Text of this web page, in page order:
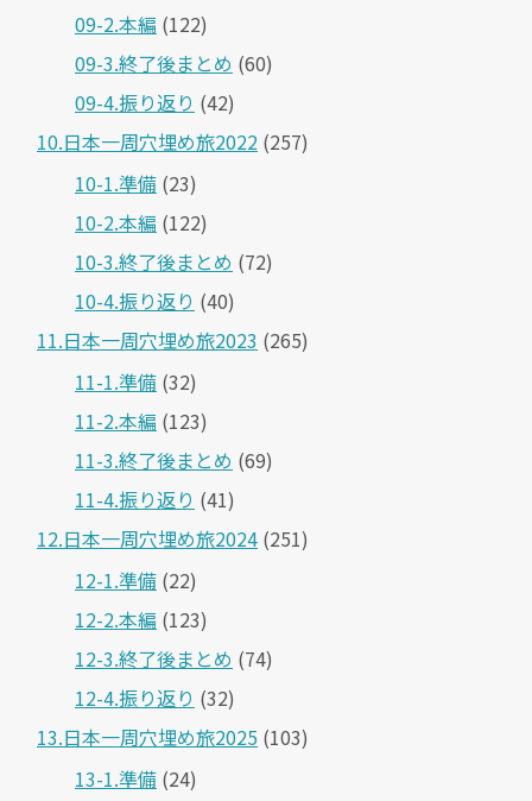
09-2.本編 (122)
09-3.終了後まとめ (60)
09-4.振り返り (42)
10.日本一周穴埋め旅2022 (257)
10-1.準備 (23)
10-2.本編 (122)
10-3.終了後まとめ (72)
10-4.振り返り (40)
11.日本一周穴埋め旅2023 (265)
11-1.準備 (32)
11-2.本編 (123)
11-3.終了後まとめ (69)
11-4.振り返り (41)
12.日本一周穴埋め旅2024 (251)
12-1.準備 (22)
12-2.本編 (123)
12-3.終了後まとめ (74)
12-4.振り返り (32)
13.日本一周穴埋め旅2025 (103)
13-1.準備 (24)